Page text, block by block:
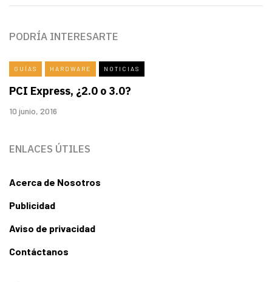
PODRÍA INTERESARTE
GUÍAS HARDWARE NOTICIAS
PCI Express, ¿2.0 o 3.0?
10 junio, 2016
ENLACES ÚTILES
Acerca de Nosotros
Publicidad
Aviso de privacidad
Contáctanos